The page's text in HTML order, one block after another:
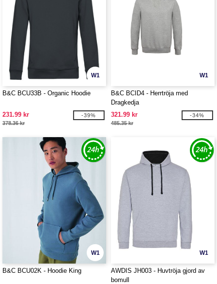
W1
B&C BCU33B - Organic Hoodie
231.99 kr
378.36 kr
-39%
W1
B&C BCID4 - Herrtröja med
Dragkedja
321.99 kr
485.35 kr
-34%
W1
B&C BCU02K - Hoodie King
W1
AWDIS JH003 - Huvtröja gjord av
bomull